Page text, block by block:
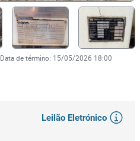
Data de término: 15/05/2026 18:00
Leilão Eletrónico